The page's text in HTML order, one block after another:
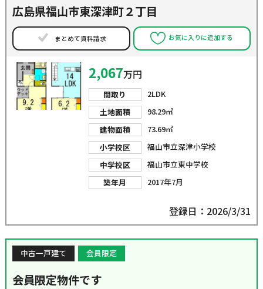
広島県福山市東深津町２丁目
まとめて資料請求 お気に入りに追加する
2,067万円
間取り
2LDK
土地面積
98.29㎡
建物面積
73.69㎡
小学校区
福山市立深津小学校
中学校区
福山市立東中学校
築年月
2017年7月
登録日：2026/3/31
中古一戸建て 会員限定
会員限定物件です